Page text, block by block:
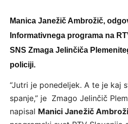
Manica Janežič Ambrožič,
Informativnega programa na
SNS Zmaga Jelinčiča
policiji.
“Jutri je ponedeljek. A te je kaj
spanje,” je Zmago Jelinčič
napisal Manici Janežič